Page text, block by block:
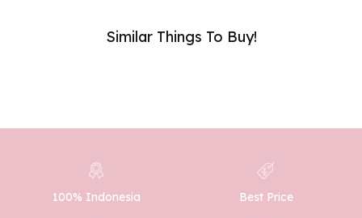
Similar Things To Buy!
100% Indonesia Best Price